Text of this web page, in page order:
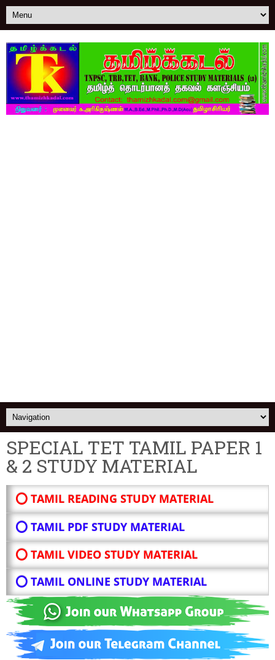
SPECIAL TET TAMIL PAPER 1
& 2 STUDY MATERIAL
⭕ TAMIL READING STUDY MATERIAL
⭕ TAMIL PDF STUDY MATERIAL
⭕ TAMIL VIDEO STUDY MATERIAL
⭕ TAMIL ONLINE STUDY MATERIAL